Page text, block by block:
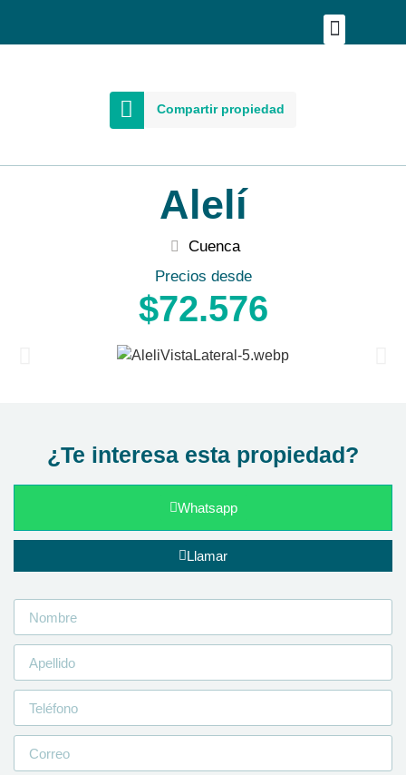
Compartir propiedad
Alelí
Cuenca
Precios desde
$72.576
¿Te interesa esta propiedad?
Whatsapp
Llamar